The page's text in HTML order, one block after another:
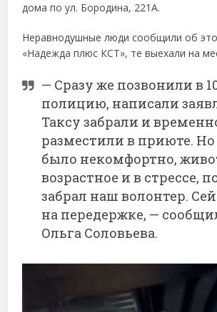
дома по ул. Бородина, 221А.
Неравнодушные люди сообщили об
«Надежда плюс КСТ», те выехали на
— Сразу же позвонили в
полицию, написали
Таксу забрали и
разместили в приюте.
было некомфортно,
возрастное и в стрессе,
забрал наш волонтер.
на передержке, —
Ольга Соловьева.